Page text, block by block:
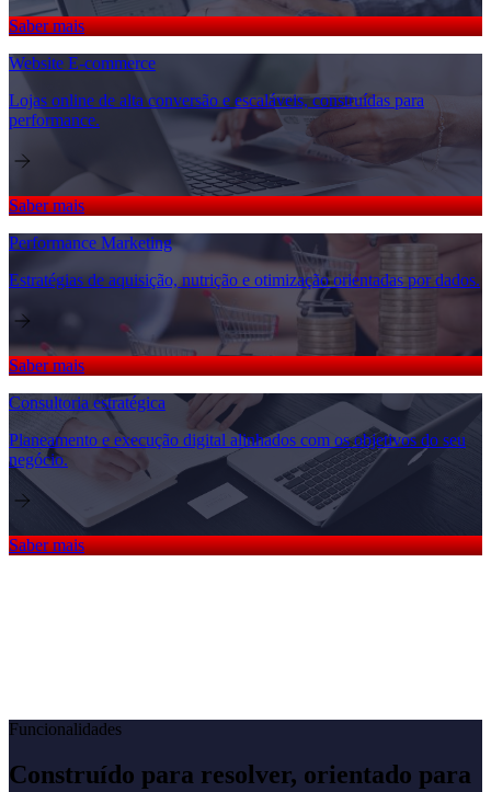
Saber mais
Website E-commerce
Lojas online de alta conversão e escaláveis, construídas para
performance.
Saber mais
Performance Marketing
Estratégias de aquisição, nutrição e otimização orientadas por dados.
Saber mais
Consultoria estratégica
Planeamento e execução digital alinhados com os objetivos do seu
negócio.
Saber mais
Funcionalidades
Construído para resolver, orientado para